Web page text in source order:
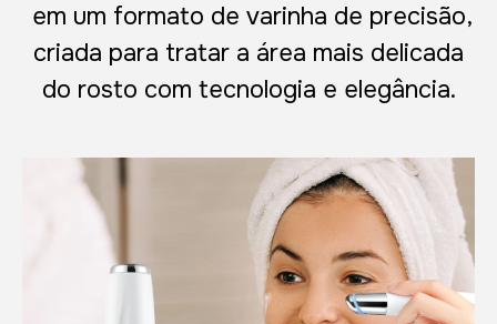
em um formato de varinha de precisão,
criada para tratar a área mais delicada
do rosto com tecnologia e elegância.